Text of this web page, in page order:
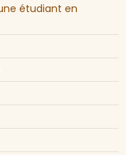
étudiant en